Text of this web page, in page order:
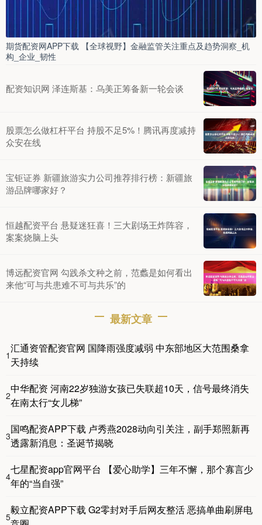
期货配资网APP下载 【全球视野】金融监管关注重点及趋势洞察_机
构_企业_韧性
配资知识网 泽连斯基：乌美正筹备新一轮会谈
股票怎么做杠杆平台 持股不足5%！腾讯再度减持
众安在线
宝钜证券 新疆旅游实力公司推荐排行榜：新疆旅
游品牌哪家好？
恒越配资平台 悬疑迷狂喜！三大剧场王炸阵容，
案案烧脑上头
博远配资官网 勾践杀文种之前，范蠡是如何看出
来他“可与共患难不可与共乐”的
最新文章
1
汇通资管配资官网 国降雨强度减弱 中东部地区大范围桑拿
天持续
2
中华配资 河南22岁独游女孩已失联超10天，信号最终消失
在南太行“女儿梯”
3
国鸣配资APP下载 卢秀燕2028动向引关注，副手郑照新再
透露新消息：圣诞节揭晓
4
七星配资app官网平台 【爱心助学】三年不懈，那个寡言少
年的“当自强”
5
毅立配资APP下载 G2零封对手后网友整活 恶搞单曲刷屏电